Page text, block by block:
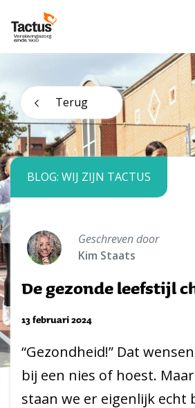
Spring naar content
Tactus Verslavingszorg
Terug
BLOG: WIJ ZIJN TACTUS
Geschreven door
Kim Staats
De gezonde leefstijl
13 februari 2024
“Gezondheid!” Dat
bij een nies of hoest.
staan we er eigenlijk echt